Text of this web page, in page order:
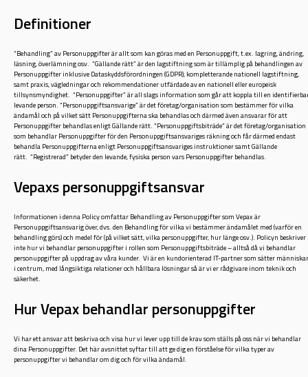
Definitioner
“Behandling” av Personuppgifter är allt som kan göras med en Personuppgift, t.ex. lagring, ändring,
läsning, överlämning osv. “Gällande rätt” är den lagstiftning som är tillämplig på behandlingen av
Personuppgifter inklusive Dataskyddsförordningen (GDPR), kompletterande nationell lagstiftning,
samt praxis, vägledningar och rekommendationer utfärdade av en nationell eller europeisk
tillsynsmyndighet. “Personuppgifter” är all slags information som går att koppla till en
levande person. “Personuppgiftsansvarige” är det företag/organisation som bestämmer för vilka
ändamål och på vilket sätt Personuppgifterna ska behandlas och därmed även ansvarar för att
Personuppgifter behandlas enligt Gällande rätt. “Personuppgiftsbiträde” är det företag/organisation
som behandlar Personuppgifter för den Personuppgiftsansvariges räkning och får därmed endast
behandla Personuppgifterna enligt Personuppgiftsansvariges instruktioner samt Gällande
rätt. “Registrerad” betyder den levande, fysiska person vars Personuppgifter behandlas.
Vepaxs personuppgiftsansvar
Informationen i denna Policy omfattar Behandling av Personuppgifter som Vepax är
Personuppgiftsansvarig över, dvs. den Behandling för vilka vi bestämmer ändamålet med (varför en
behandling görs) och medel för (på vilket sätt, vilka personuppgifter, hur länge osv.). Policyn beskriver
inte hur vi behandlar personuppgifter i rollen som Personuppgiftsbiträde – alltså då vi behandlar
personuppgifter på uppdrag av våra kunder. Vi är en kundorienterad IT-partner som sätter
i centrum, med långsiktiga relationer och hållbara lösningar så är vi er rådgivare inom teknik och
säkerhet.
Hur Vepax behandlar personuppgifter
Vi har ett ansvar att beskriva och visa hur vi lever upp till de krav som ställs på oss när vi behandlar
dina Personuppgifter. Det här avsnittet syftar till att ge dig en förståelse för vilka typer av
personuppgifter vi behandlar om dig och för vilka ändamål.